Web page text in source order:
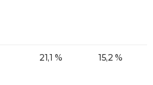
21,1 % 15,2 %